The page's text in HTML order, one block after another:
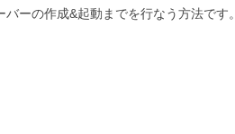
ーの作成&起動までを行なう方法です。